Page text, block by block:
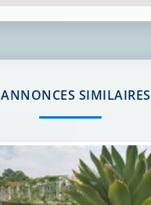
ANNONCES SIMILAIRES